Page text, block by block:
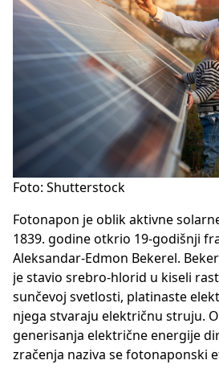
Foto: Shutterstock
Fotonapon je oblik aktivne
1839. godine otkrio 19-godišnji
Aleksandar-Edmon Bekerel.
je stavio srebro-hlorid u kiseli
sunčevoj svetlosti, platinaste
njega stvaraju električnu struju.
generisanja električne energije
zračenja naziva se fotonaponski